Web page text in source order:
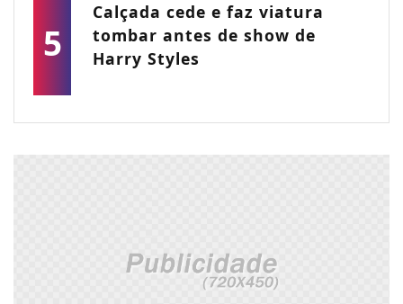
5
Calçada cede e faz viatura
tombar antes de show de
Harry Styles